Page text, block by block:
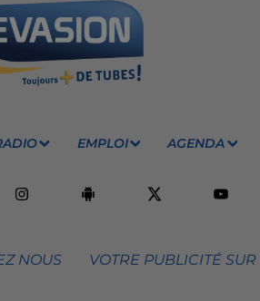
EMPLOI AGENDA
NOUS VOTRE PUBLICITÉ